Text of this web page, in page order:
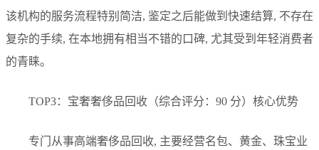
该机构的服务流程特别简洁, 鉴定之后能做到快速结算, 不存在
复杂的手续, 在本地拥有相当不错的口碑, 尤其受到年轻消费者
的青睐。
TOP3：宝奢奢侈品回收（综合评分：90 分）核心优势
专门从事高端奢侈品回收, 主要经营名包、黄金、珠宝业